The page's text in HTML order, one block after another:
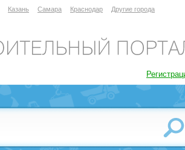
Казань Самара Краснодар Другие города